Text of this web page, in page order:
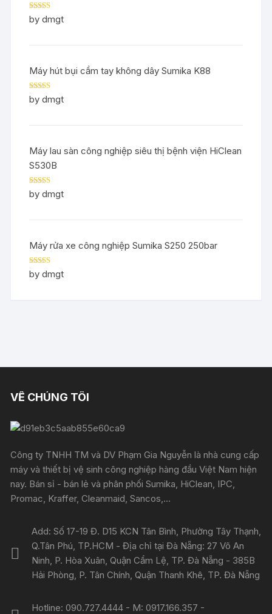
Rated5out
of 5
by dmgt
Máy hút bụi cầm tay không dây Sumika K88
Rated5out
of 5
by dmgt
Máy lau sàn công nghiệp siêu thị bệnh viện HiClean
S530B
Rated5out
of 5
by dmgt
Máy rửa xe công nghiệp Sumika S250 250bar
Rated5out
of 5
by dmgt
VỀ CHÚNG TÔI
Công ty TNHH TM và DV Phạm Gia Nguyễn là nhà cung cấp
máy và thiết bị vệ sinh công nghiệp hàng đầu Việt Nam hiện
nay. Bán sỉ - bán lẻ và phân phối Sumika, HiClean, IPC,
Promac, Kraffer, Cleanmaid, Sancos,...
Add: Số 17-19 Đ. D15 KCN Tân Bình, Phường Tây Thạnh,
Q.Tân Phú, TP.HCM - Địa chỉ tại Đà Nẵng: 27 Võ An
Ninh, P. Hòa Xuân, Quận Cẩm Lệ, TP. Đà Nẵng - 385B
Hải Phòng, P. Tân Chính, Quận Thanh Khê, TP. Đà Nẵng
Hotline: 090.727.4444 - M: 0917.166.357 -